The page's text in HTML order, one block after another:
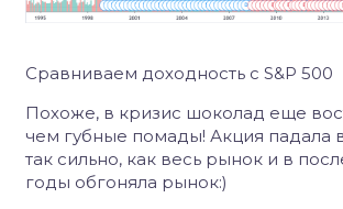
Сравниваем доходность с S&P 500
Похоже, в кризис шоколад еще
чем губные помады! Акция падала
так сильно, как весь рынок и в
годы обгоняла рынок:)